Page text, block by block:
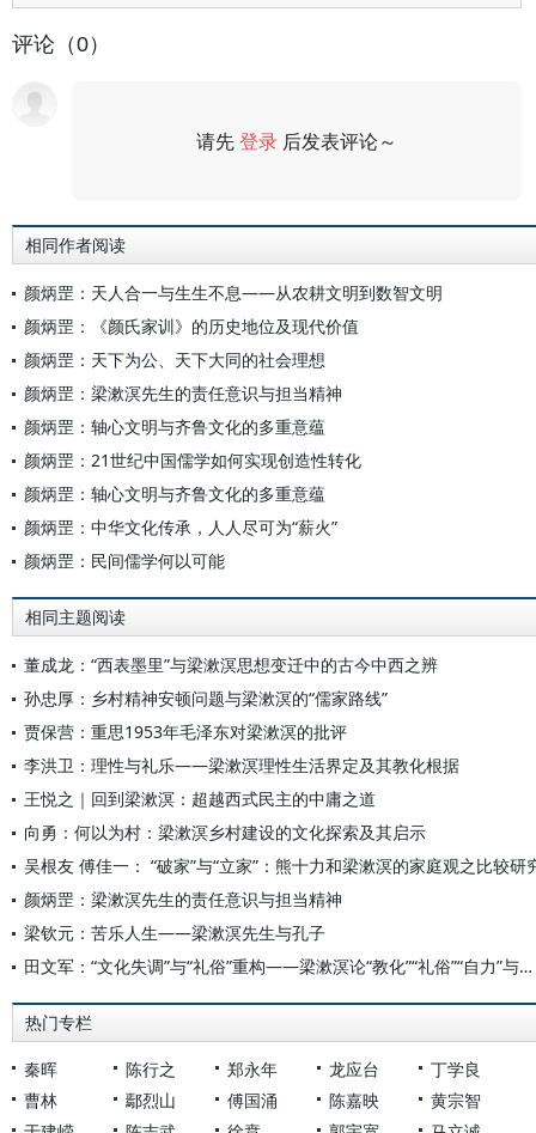
评论（0）
请先登录 后发表评论～
相同作者阅读
颜炳罡：天人合一与生生不息——从农耕文明到数智文明
颜炳罡：《颜氏家训》的历史地位及现代价值
颜炳罡：天下为公、天下大同的社会理想
颜炳罡：梁漱溟先生的责任意识与担当精神
颜炳罡：轴心文明与齐鲁文化的多重意蕴
颜炳罡：21世纪中国儒学如何实现创造性转化
颜炳罡：轴心文明与齐鲁文化的多重意蕴
颜炳罡：中华文化传承，人人尽可为“薪火”
颜炳罡：民间儒学何以可能
相同主题阅读
董成龙：“西表墨里”与梁漱溟思想变迁中的古今中西之辨
孙忠厚：乡村精神安顿问题与梁漱溟的“儒家路线”
贾保营：重思1953年毛泽东对梁漱溟的批评
李洪卫：理性与礼乐——梁漱溟理性生活界定及其教化根据
王悦之｜回到梁漱溟：超越西式民主的中庸之道
向勇：何以为村：梁漱溟乡村建设的文化探索及其启示
吴根友 傅佳一： “破家”与“立家”：熊十力和梁漱溟的家庭观之比较研
颜炳罡：梁漱溟先生的责任意识与担当精神
梁钦元：苦乐人生——梁漱溟先生与孔子
田文军：“文化失调”与“礼俗”重构——梁漱溟论“教化”“礼俗”“自力”与乡村建设
热门专栏
秦晖 陈行之 郑永年 龙应台
丁学良
曹林
鄢烈山 傅国涌 陈嘉映
黄宗智